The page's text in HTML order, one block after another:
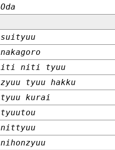
Oda
suityuu
nakagoro
iti niti tyuu
zyuu tyuu hakku
tyuu kurai
tyuutou
nittyuu
nihonzyuu